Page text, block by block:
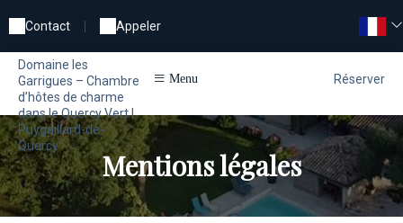
Contact Appeler
Domaine les
Garrigues – Chambre
d’hôtes de charme
dans le Quercy Vert |
Puygaillard-de-
Quercy
Menu Réserver
Mentions légales